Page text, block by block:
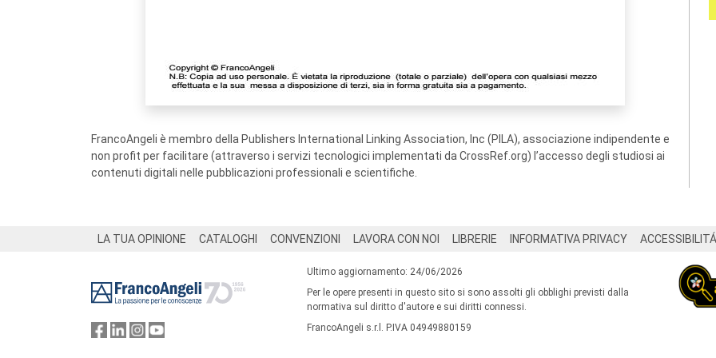
FrancoAngeli è membro della Publishers International Linking Association, Inc (PILA), associazione indipendente e
non profit per facilitare (attraverso i servizi tecnologici implementati da CrossRef.org) l’accesso degli studiosi ai
contenuti digitali nelle pubblicazioni professionali e scientifiche.
LA TUA OPINIONE CATALOGHI CONVENZIONI LAVORA CON NOI LIBRERIE INFORMATIVA PRIVACY ACCESSIBILITÁ
Ultimo aggiornamento: 24/06/2026
Per le opere presenti in questo sito si sono assolti gli obblighi previsti dalla
normativa sul diritto d'autore e sui diritti connessi.
FrancoAngeli s.r.l. P.IVA 04949880159